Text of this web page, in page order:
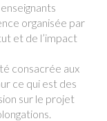
organisée par
et de l’impact
consacrée aux
ce qui est des
sur le projet